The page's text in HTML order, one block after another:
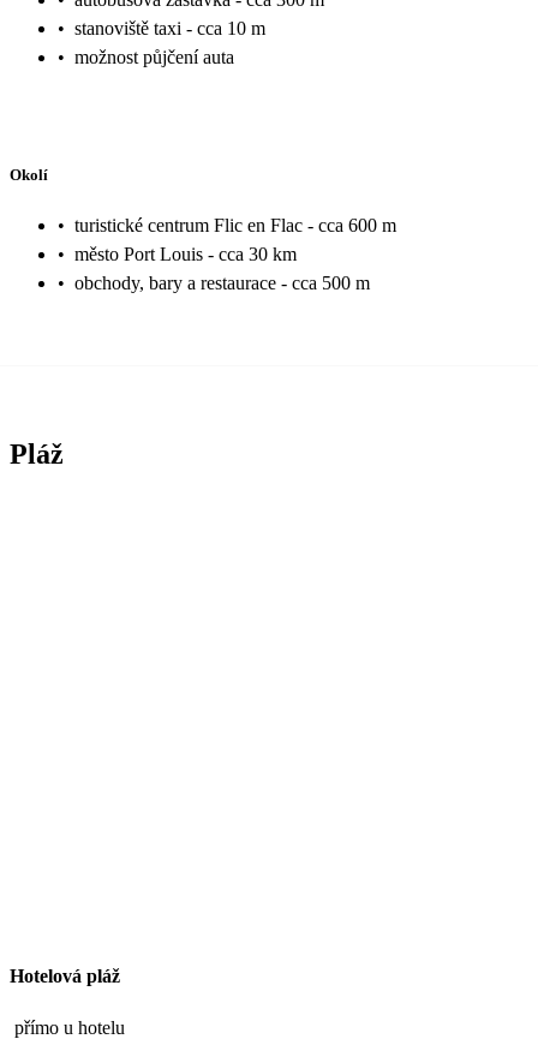
• stanoviště taxi - cca 10 m
• možnost půjčení auta
Okolí
• turistické centrum Flic en Flac - cca 600 m
• město Port Louis - cca 30 km
• obchody, bary a restaurace - cca 500 m
Pláž
Hotelová pláž
přímo u hotelu